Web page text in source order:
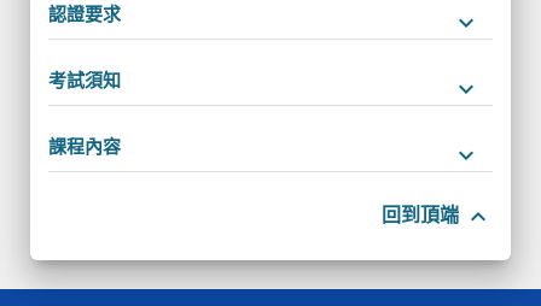
認證要求 keyboard_arrow_down
考試須知 keyboard_arrow_down
課程內容 keyboard_arrow_down
回到頂端 keyboard_arrow_up